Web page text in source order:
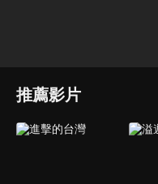
推薦影片